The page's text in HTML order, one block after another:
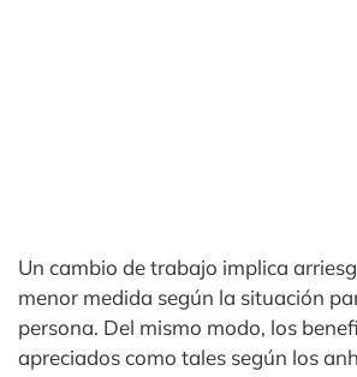
Un cambio de trabajo implica
menor medida según la situación
persona. Del mismo modo, los
apreciados como tales según los